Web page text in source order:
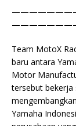
Team MotoX
baru antara
Motor
tersebut bekerja
Yamaha